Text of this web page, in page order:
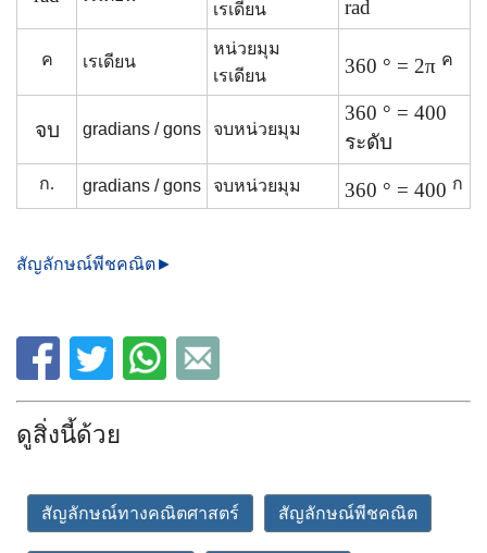
เรเดียน
rad
ค เรเดียน
หน่วยมุม
เรเดียน
360 ° = 2π ค
จบ gradians / gons จบหน่วยมุม
360 ° = 400
ระดับ
ก. gradians / gons จบหน่วยมุม 360 ° = 400 ก
สัญลักษณ์พีชคณิต►
ดูสิ่งนี้ด้วย
สัญลักษณ์ทางคณิตศาสตร์ สัญลักษณ์พีชคณิต